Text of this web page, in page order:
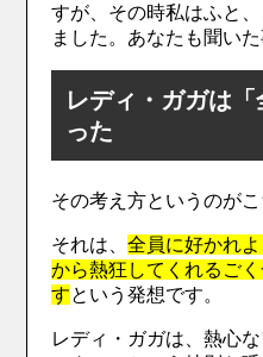
すが、その時私はふと
ました。あなたも聞い
レディ・ガガは
った
その考え方というのが
それは、全員に好かれ
から熱狂してくれるご
すという発想です。
レディ・ガガは、熱心